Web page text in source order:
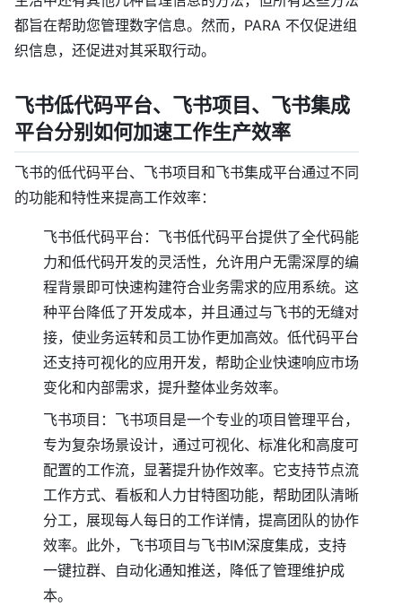
都旨在帮助您管理数字信息。然而，PARA 不仅促进组
织信息，还促进对其采取行动。
飞书低代码平台、飞书项目、飞书集成
平台分别如何加速工作生产效率
飞书的低代码平台、飞书项目和飞书集成平台通过不同
的功能和特性来提高工作效率：
飞书低代码平台：飞书低代码平台提供了全代码能
力和低代码开发的灵活性，允许用户无需深厚的编
程背景即可快速构建符合业务需求的应用系统。这
种平台降低了开发成本，并且通过与飞书的无缝对
接，使业务运转和员工协作更加高效。低代码平台
还支持可视化的应用开发，帮助企业快速响应市场
变化和内部需求，提升整体业务效率。
飞书项目：飞书项目是一个专业的项目管理平台，
专为复杂场景设计，通过可视化、标准化和高度可
配置的工作流，显著提升协作效率。它支持节点流
工作方式、看板和人力甘特图功能，帮助团队清晰
分工，展现每人每日的工作详情，提高团队的协作
效率。此外，飞书项目与飞书IM深度集成，支持
一键拉群、自动化通知推送，降低了管理维护成
本。